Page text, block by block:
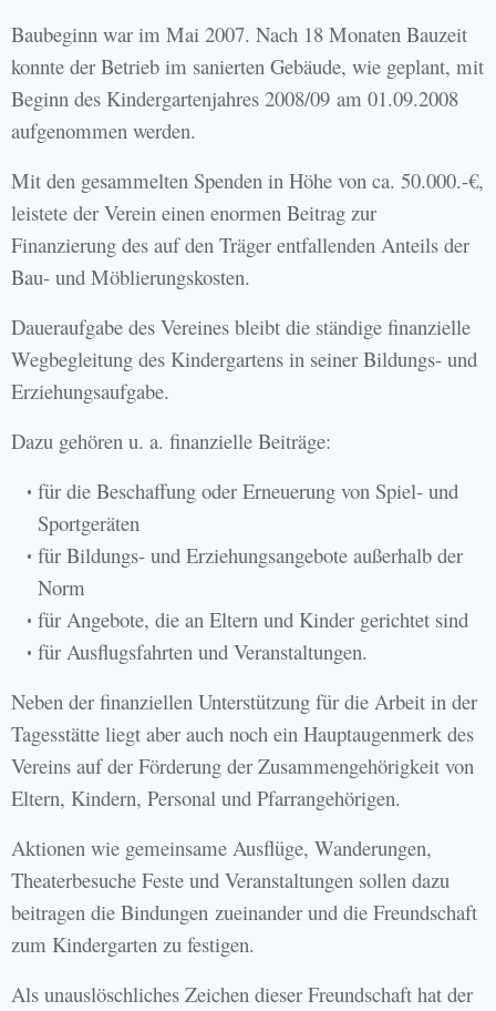
Baubeginn war im Mai 2007. Nach 18 Monaten Bauzeit
konnte der Betrieb im sanierten Gebäude, wie geplant, mit
Beginn des Kindergartenjahres 2008/09 am 01.09.2008
aufgenommen werden.
Mit den gesammelten Spenden in Höhe von ca. 50.000.-€,
leistete der Verein einen enormen Beitrag zur
Finanzierung des auf den Träger entfallenden Anteils der
Bau- und Möblierungskosten.
Daueraufgabe des Vereines bleibt die ständige finanzielle
Wegbegleitung des Kindergartens in seiner Bildungs- und
Erziehungsaufgabe.
Dazu gehören u. a. finanzielle Beiträge:
für die Beschaffung oder Erneuerung von Spiel- und
Sportgeräten
für Bildungs- und Erziehungsangebote außerhalb der
Norm
für Angebote, die an Eltern und Kinder gerichtet sind
für Ausflugsfahrten und Veranstaltungen.
Neben der finanziellen Unterstützung für die Arbeit in der
Tagesstätte liegt aber auch noch ein Hauptaugenmerk des
Vereins auf der Förderung der Zusammengehörigkeit von
Eltern, Kindern, Personal und Pfarrangehörigen.
Aktionen wie gemeinsame Ausflüge, Wanderungen,
Theaterbesuche Feste und Veranstaltungen sollen dazu
beitragen die Bindungen zueinander und die Freundschaft
zum Kindergarten zu festigen.
Als unauslöschliches Zeichen dieser Freundschaft hat der